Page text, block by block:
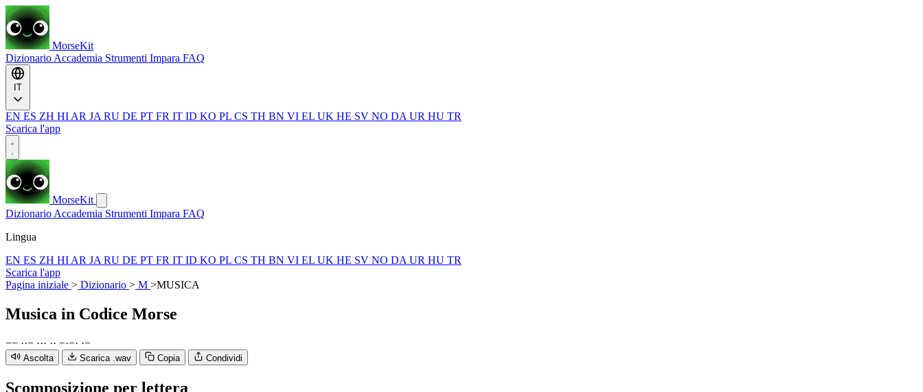
MorseKit
Dizionario Accademia Strumenti Impara FAQ
EN ES ZH HI AR JA RU DE PT FR IT ID KO PL CS TH BN VI EL UK HE SV NO DA UR HU TR
Scarica l'app
MorseKit
Dizionario Accademia Strumenti Impara FAQ
Lingua
EN ES ZH HI AR JA RU DE PT FR IT ID KO PL CS TH BN VI EL UK HE SV NO DA UR HU TR
Scarica l'app
Pagina iniziale > Dizionario > M >MUSICA
Musica in Codice Morse
−− ··− ··· ·· −·−· ·−
Ascolta Scarica .wav Copia Condividi
Scomposizione per lettera